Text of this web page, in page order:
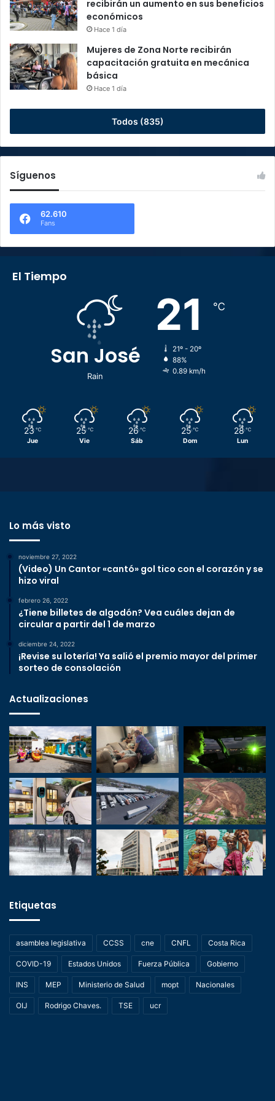
recibirán un aumento en sus beneficios
económicos
Hace 1 día
Mujeres de Zona Norte recibirán
capacitación gratuita en mecánica
básica
Hace 1 día
Todos (835)
Síguenos
62.610
Fans
El Tiempo
San José
Rain
21 ℃
21º - 20º
88%
0.89 km/h
23 ℃
Jue
25 ℃
Vie
26 ℃
Sáb
25 ℃
Dom
28 ℃
Lun
Lo más visto
noviembre 27, 2022
(Video) Un Cantor «cantó» gol tico con el corazón y se
hizo viral
febrero 26, 2022
¿Tiene billetes de algodón? Vea cuáles dejan de
circular a partir del 1 de marzo
diciembre 24, 2022
¡Revise su lotería! Ya salió el premio mayor del primer
sorteo de consolación
Actualizaciones
Etiquetas
asamblea legislativa CCSS cne CNFL Costa Rica
COVID-19 Estados Unidos Fuerza Pública Gobierno
INS MEP Ministerio de Salud mopt Nacionales
OIJ Rodrigo Chaves. TSE ucr